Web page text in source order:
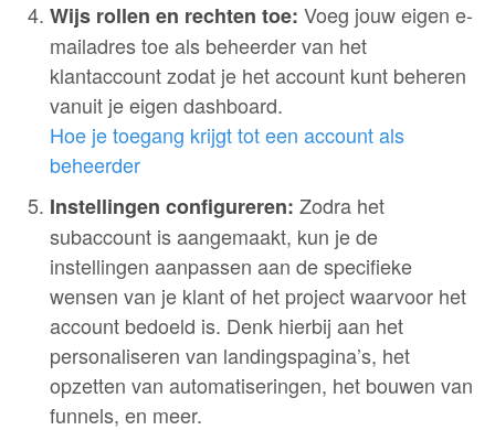
Wijs rollen en rechten toe: Voeg jouw eigen e-
mailadres toe als beheerder van het
klantaccount zodat je het account kunt beheren
vanuit je eigen dashboard.
Hoe je toegang krijgt tot een account als
beheerder
Instellingen configureren: Zodra het
subaccount is aangemaakt, kun je de
instellingen aanpassen aan de specifieke
wensen van je klant of het project waarvoor het
account bedoeld is. Denk hierbij aan het
personaliseren van landingspagina’s, het
opzetten van automatiseringen, het bouwen van
funnels, en meer.